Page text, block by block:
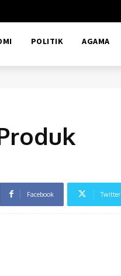
POLITIK AGAMA
Facebook Twitter